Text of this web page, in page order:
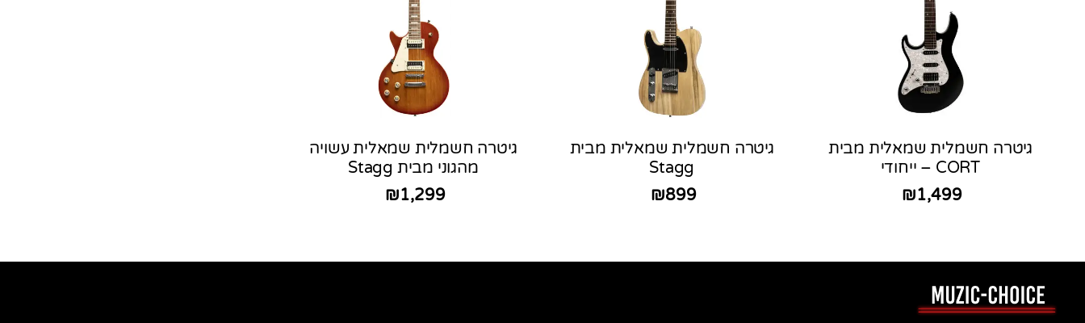
גיטרה חשמלית שמאלית מבית
CORT – ייחודי
₪1,499
גיטרה חשמלית שמאלית מבית
Stagg
₪899
גיטרה חשמלית שמאלית עשויה
מהגוני מבית Stagg
₪1,299